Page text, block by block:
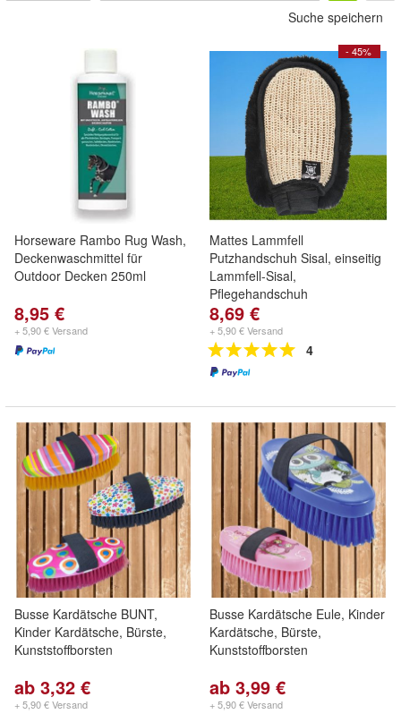
Suche speichern
Horseware Rambo Rug Wash,
Deckenwaschmittel für
Outdoor Decken 250ml
8,95 €
+ 5,90 € Versand
- 45%
Mattes Lammfell
Putzhandschuh Sisal, einseitig
Lammfell-Sisal,
Pflegehandschuh
8,69 €
+ 5,90 € Versand
4
Busse Kardätsche BUNT,
Kinder Kardätsche, Bürste,
Kunststoffborsten
ab 3,32 €
+ 5,90 € Versand
Busse Kardätsche Eule, Kinder
Kardätsche, Bürste,
Kunststoffborsten
ab 3,99 €
+ 5,90 € Versand